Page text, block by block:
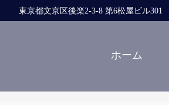
東京都文京区後楽2-3-8 第6松屋ビル
ホーム